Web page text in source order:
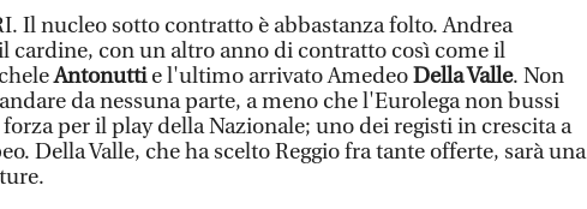
Il nucleo sotto contratto è abbastanza folto. Andrea
cardine, con un altro anno di contratto così come il
Antonuttie l'ultimo arrivato AmedeoDella Valle. Non
da nessuna parte, a meno che l'Eurolega non bussi
per il play della Nazionale; uno dei registi in crescita a
Della Valle, che ha scelto Reggio fra tante offerte, sarà una